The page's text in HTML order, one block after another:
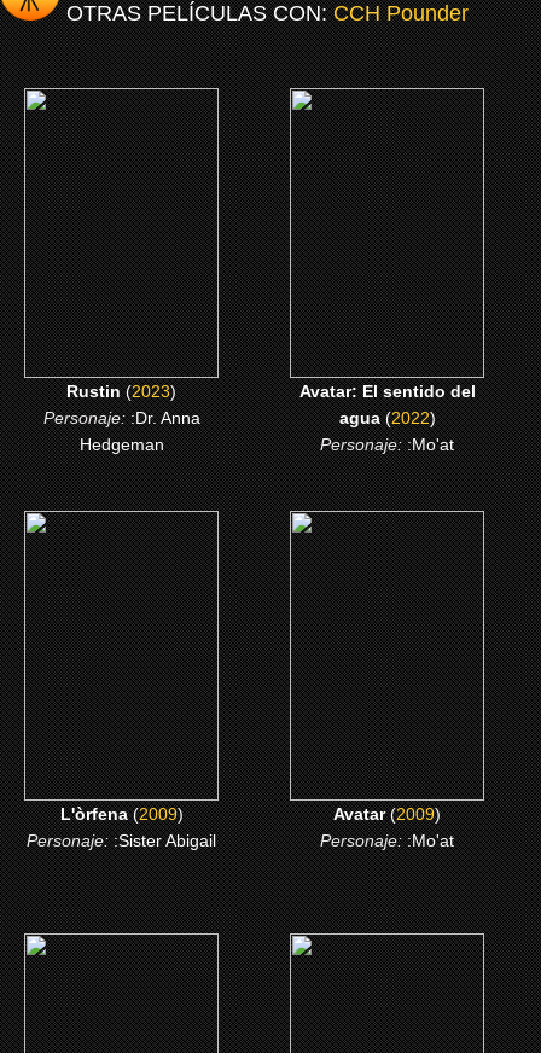
OTRAS PELÍCULAS CON:CCH Pounder
(2023)
Rustin
CLICK ME
Rustin(2023)
Personaje::Dr. Anna
Hedgeman
(2022)
Avatar: El sentido del
agua
CLICK ME
Avatar: El sentido del
agua(2022)
Personaje::Mo'at
(2009)
L'òrfena
CLICK ME
L'òrfena(2009)
Personaje::Sister Abigail
(2009)
Avatar
CLICK ME
Avatar(2009)
Personaje::Mo'at
(1997)
Cara a cara
(1993)
Benny & Joon (El amor
de los inocentes)